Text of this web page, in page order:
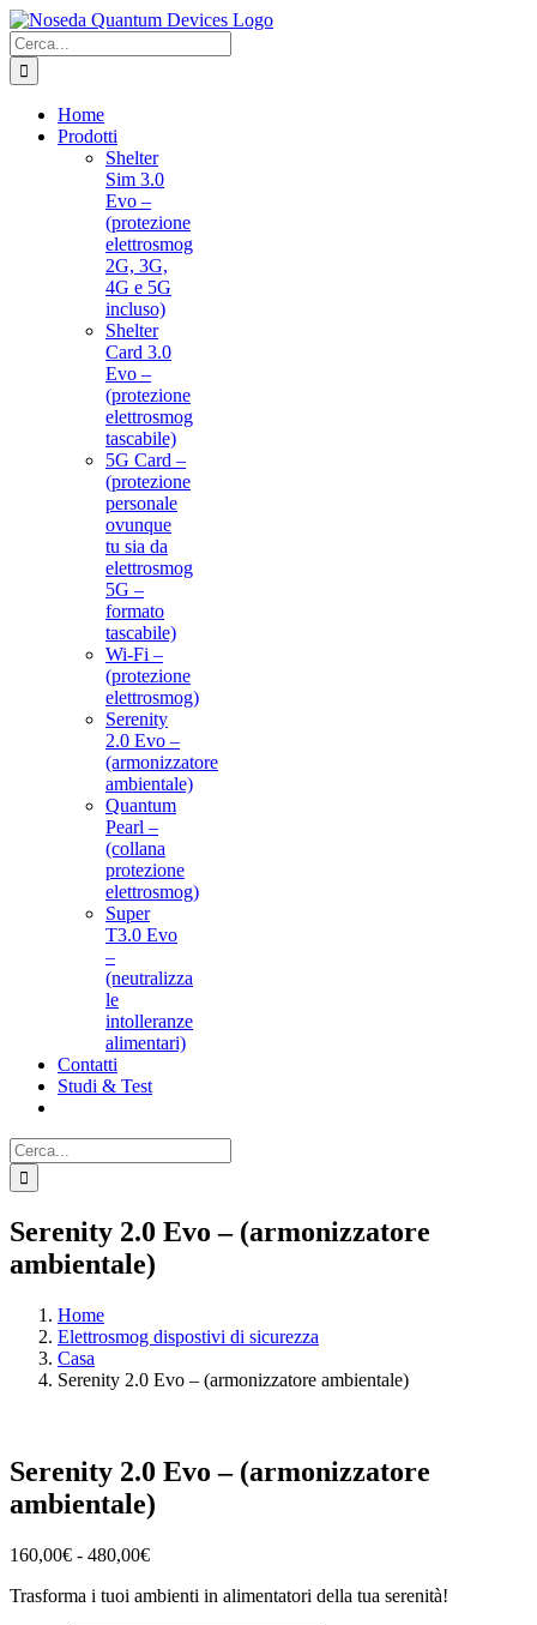
Salta
al
contenuto
Cerca
per:
Home
Prodotti
Shelter
Sim 3.0
Evo –
(protezione
elettrosmog
2G, 3G,
4G e 5G
incluso)
Shelter
Card 3.0
Evo –
(protezione
elettrosmog
tascabile)
5G Card –
(protezione
personale
ovunque
tu sia da
elettrosmog
5G –
formato
tascabile)
Wi-Fi –
(protezione
elettrosmog)
Serenity
2.0 Evo –
(armonizzatore
ambientale)
Quantum
Pearl –
(collana
protezione
elettrosmog)
Super
T3.0 Evo
–
(neutralizza
le
intolleranze
alimentari)
Contatti
Studi & Test
Cerca
per:
Serenity 2.0 Evo – (armonizzatore
ambientale)
Home
Elettrosmog dispostivi di sicurezza
Casa
Serenity 2.0 Evo – (armonizzatore ambientale)
Serenity 2.0 Evo – (armonizzatore
ambientale)
160,00€ - 480,00€Fascia
prezzo:
Trasforma i tuoi ambienti in alimentatori della tua serenità!